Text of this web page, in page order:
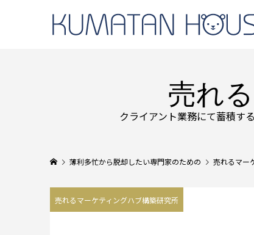
売れ
クライアント業務にて蓄積す
薄利多忙から脱却したい専門家のための 売れるマー
売れるマーケティングハブ構築研究所